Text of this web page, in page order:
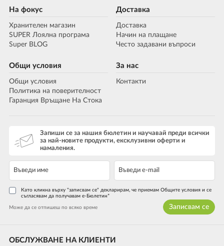
На фокус
Хранителен магазин
SUPER Лоялна програма
Super BLOG
Доставка
Доставка
Начин на плащане
Често задавани въпроси
Общи условия
Общи условия
Политика на поверителност
Гаранция Връщане На Стока
За нас
Контакти
Запиши се за нашия бюлетин и научавай преди всички
за най-новите продукти, ексклузивни оферти и
намаления.
Като кликна върху "записвам се" декларирам, че приемам Общите условия и се
съгласявам да получавам е-Бюлетин*
Може да се отпишеш по всяко време Записвам се
ОБСЛУЖВАНЕ НА КЛИЕНТИ